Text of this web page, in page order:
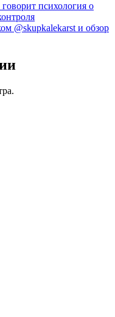
психология о
@skupkalekarst и обзор